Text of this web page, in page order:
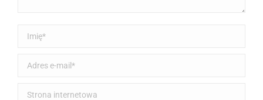
Imię *
Adres e-mail *
Strona internetowa